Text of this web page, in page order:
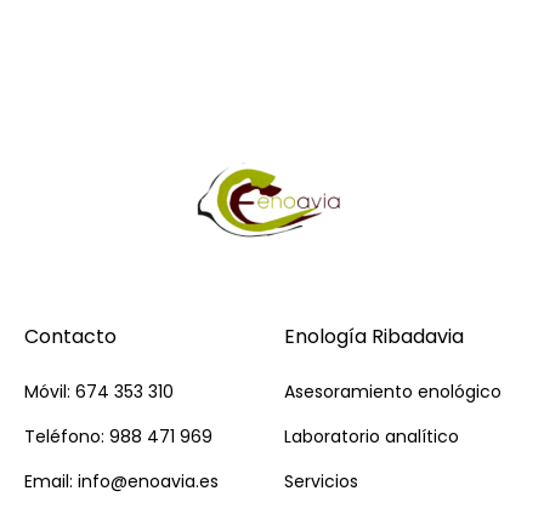
Contacto
Móvil: 674 353 310
Teléfono: 988 471 969
Email: info@enoavia.es
Enología Ribadavia
Asesoramiento enológico
Laboratorio analítico
Servicios